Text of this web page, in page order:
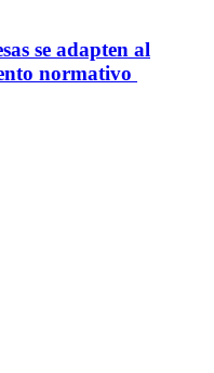
se adapten al
normativo